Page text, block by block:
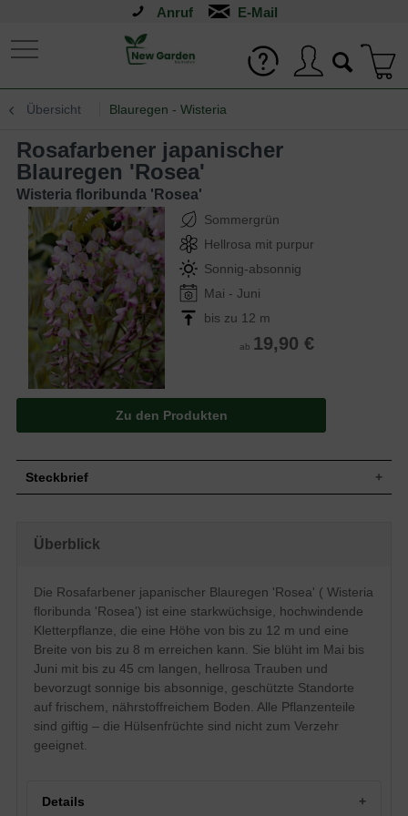
Anruf
Übersicht Blauregen - Wisteria
Rosafarbener japanischer
Blauregen 'Rosea'
Wisteria floribunda 'Rosea'
Sommergrün
Hellrosa mit purpur
Sonnig-absonnig
Mai - Juni
bis zu 12 m
ab 19,90 €
Zu den Produkten
Steckbrief
Blatt
Sommergrün, elliptisch bis eilänglich,
gefiedert, am Ende zugespitzt, hellgrün,
Herbstfärbung gelb, bis zu 8 cm lang
Frucht
Grüne Hülsenfrüchte, bohnenartig, nicht
zum Verzehr geeignet
Hellrosa Trauben, Flügel purpur, bis zu 45
cm lang
Blütezeit
Mai bis Juni
Rinde
Dunkelbraun, leicht gefurcht
Wurzeln
Standort
Überblick
Die Rosafarbener japanischer Blauregen 'Rosea' ( Wisteria
floribunda 'Rosea') ist eine starkwüchsige, hochwindende
Kletterpflanze, die eine Höhe von bis zu 12 m und eine
Breite von bis zu 8 m erreichen kann. Sie blüht im Mai bis
Juni mit bis zu 45 cm langen, hellrosa Trauben und
bevorzugt sonnige bis absonnige, geschützte Standorte
auf frischem, nährstoffreichem Boden. Alle Pflanzenteile
sind giftig – die Hülsenfrüchte sind nicht zum Verzehr
geeignet.
Details